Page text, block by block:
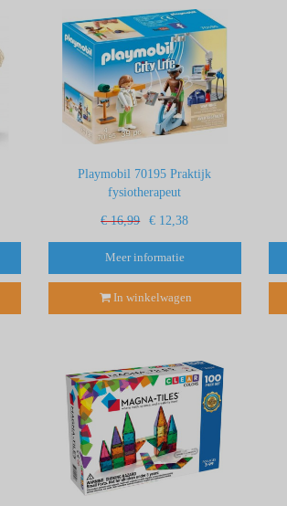
Playmobil 70195 Praktijk
fysiotherapeut
€ 16,99 € 12,38
Meer informatie
In winkelwagen